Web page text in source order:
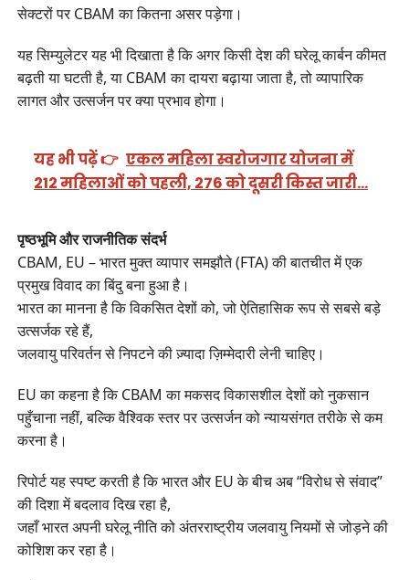
सेक्टरों पर CBAM का कितना असर पड़ेगा।
यह सिम्युलेटर यह भी दिखाता है कि अगर किसी देश की घरेलू कार्बन कीमत
बढ़ती या घटती है, या CBAM का दायरा बढ़ाया जाता है, तो व्यापारिक
लागत और उत्सर्जन पर क्या प्रभाव होगा।
यह भी पढ़ें 👉 एकल महिला स्वरोजगार योजना में
212 महिलाओं को पहली, 276 को दूसरी किस्त जारी…
पृष्ठभूमि और राजनीतिक संदर्भ
CBAM, EU – भारत मुक्त व्यापार समझौते (FTA) की बातचीत में एक
प्रमुख विवाद का बिंदु बना हुआ है।
भारत का मानना है कि विकसित देशों को, जो ऐतिहासिक रूप से सबसे बड़े
उत्सर्जक रहे हैं,
जलवायु परिवर्तन से निपटने की ज़्यादा ज़िम्मेदारी लेनी चाहिए।
EU का कहना है कि CBAM का मकसद विकासशील देशों को नुकसान
पहुँचाना नहीं, बल्कि वैश्विक स्तर पर उत्सर्जन को न्यायसंगत तरीके से कम
करना है।
रिपोर्ट यह स्पष्ट करती है कि भारत और EU के बीच अब “विरोध से संवाद”
की दिशा में बदलाव दिख रहा है,
जहाँ भारत अपनी घरेलू नीति को अंतरराष्ट्रीय जलवायु नियमों से जोड़ने की
कोशिश कर रहा है।